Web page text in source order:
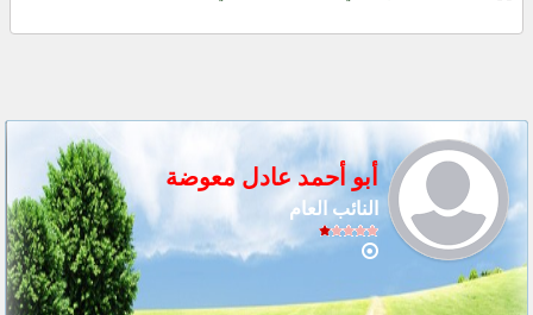
أبو أحمد عادل معوضة
النائب العام